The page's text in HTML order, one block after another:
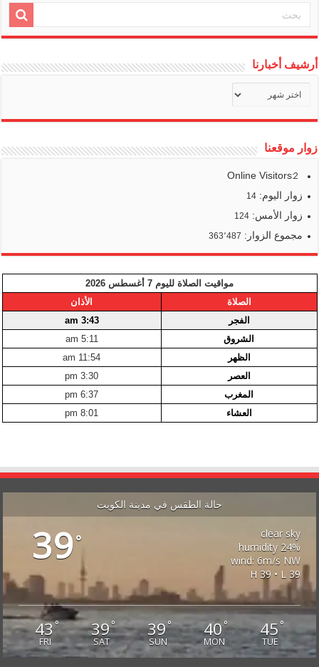
أرشيف أخبارنا
أرشيف
أخبارنا
زوار موقعنا
Online Visitors:
2
زوار اليوم:14
زوار الأمس:124
مجموع الزوار: 363٬487
مواقيت الصلاة لليوم 7 أغسطس 2026
الصلاة
الأذان
الفجر
3:43 am
الشروق
5:11 am
الظهر
11:54 am
العصر
3:30 pm
المغرب
6:37 pm
العشاء
8:01 pm
حالة الطقس في مدينة الكويت
39°
clear sky
24% humidity
wind: 6m/s NW
H 39 • L 39
43°
FRI
39°
SAT
39°
SUN
40°
MON
45°
TUE